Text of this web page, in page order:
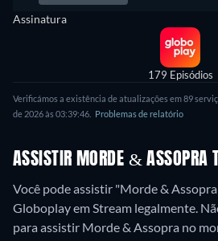
Assinatura
179 Episódios
Verificámos a existência de atualizações em 89
de 2026 às 03:39:46.
Problemas de relatório
ASSISTIR MORDE & ASSOPRA
Você pode assistir "Morde &
Globoplay em Stream legalmente.
para assistir Morde & Assopra no